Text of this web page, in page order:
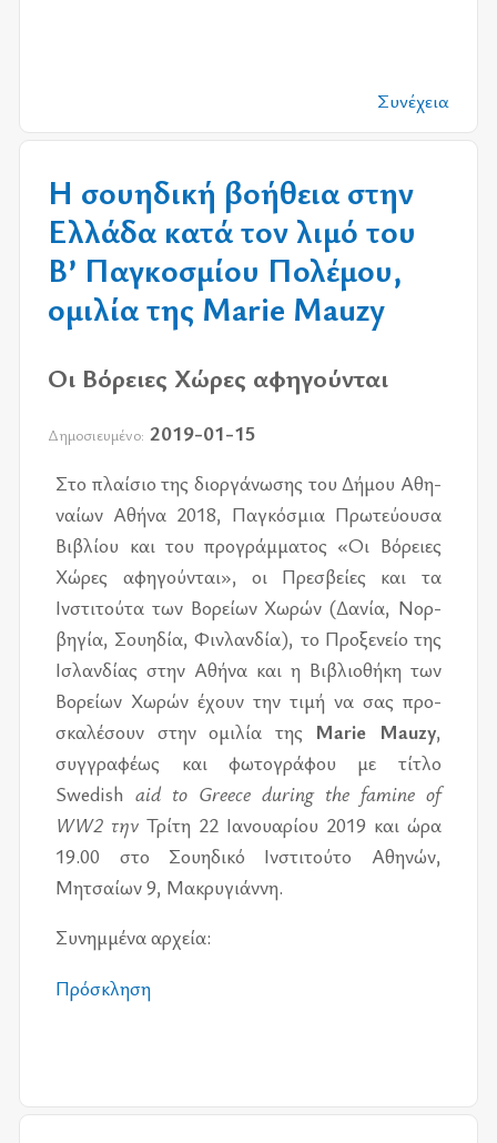
Συνέχεια
Η σουηδική βοήθεια στην
Ελλάδα κατά τον λιμό του
Β’ Παγκοσμίου Πολέμου,
ομιλία της Marie Mauzy
Οι Βόρειες Χώρες αφηγούνται
Δημοσιευμένο: 2019-01-15
Στο πλαί­σιο της διορ­γά­νω­σης του Δήμου Αθη­
ναί­ων Αθήνα 2018, Παγκό­σμια Πρω­τεύ­ου­σα
Βιβλί­ου και του προ­γράμ­μα­τος «Οι Βόρειες
Χώρες αφη­γού­νται», οι Πρε­σβεί­ες και τα
Ινστι­τού­τα των Βορεί­ων Χωρών (Δανία, Νορ­
βη­γία, Σου­η­δία, Φιν­λαν­δία), το Προ­ξε­νείο της
Ισλαν­δί­ας στην Αθήνα και η Βιβλιο­θή­κη των
Βορεί­ων Χωρών έχουν την τιμή να σας προ­
σκα­λέ­σουν στην ομι­λία της Marie Mauzy,
συγ­γρα­φέ­ως και φω­το­γρά­φου με τί­τλο
Swedishaid to Greece during the famine of
WW2 τηνΤρίτη 22 Ιανουα­ρί­ου 2019 και ώρα
19.00 στο Σου­η­δι­κό Ινστι­τού­το Αθη­νών,
Μητσαί­ων 9, Μακρυ­γιάν­νη.
Συνημ­μέ­να αρ­χεία:
Πρό­σκλη­ση